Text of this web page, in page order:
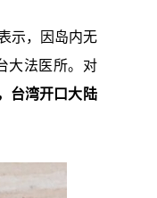
示，因岛内无
大法医所。对
台湾开口大陆